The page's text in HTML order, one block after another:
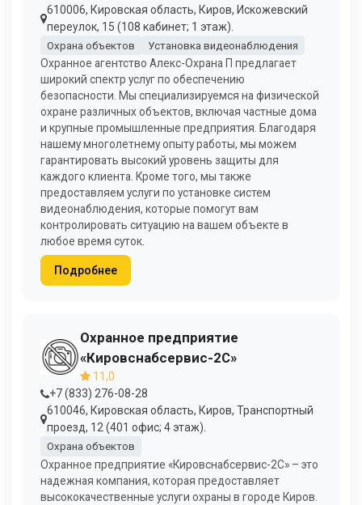
610006, Кировская область, Киров, Искожевский
переулок, 15 (108 кабинет; 1 этаж).
Охрана объектов Установка видеонаблюдения
Охранное агентство Алекс-Охрана П предлагает
широкий спектр услуг по обеспечению
безопасности. Мы специализируемся на физической
охране различных объектов, включая частные дома
и крупные промышленные предприятия. Благодаря
нашему многолетнему опыту работы, мы можем
гарантировать высокий уровень защиты для
каждого клиента. Кроме того, мы также
предоставляем услуги по установке систем
видеонаблюдения, которые помогут вам
контролировать ситуацию на вашем объекте в
любое время суток.
Подробнее
Охранное предприятие
«Кировснабсервис-2С»
11,0
+7 (833) 276-08-28
610046, Кировская область, Киров, Транспортный
проезд, 12 (401 офис; 4 этаж).
Охрана объектов
Охранное предприятие «Кировснабсервис-2С» – это
надежная компания, которая предоставляет
высококачественные услуги охраны в городе Киров.